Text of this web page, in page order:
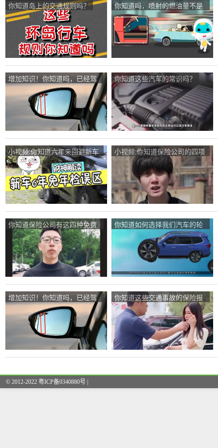
你知道岛上的交通规则吗？
你知道吗，喷射的燃油量不是
通过踩油门来控制的？
增加知识！你知道吗，已经驾
驶了十多年的老司机不一定知
道汽车的常识。
你知道这些汽车的常识吗？
小视频:你知道六年来回避新车
年检的错误吗？
小视频:你知道保险公司的四项
免费服务吗？省钱的新技能
你知道保险公司有这四种免费
服务吗？
你知道如何选择我们汽车的轮
胎吗？
增加知识！你知道吗，已经驾
驶了十多年的老司机不一定知
道汽车的常识。
你知道这些交通事故的保险报
告技巧吗？
© 2012-2022 粤ICP备0340880号 |